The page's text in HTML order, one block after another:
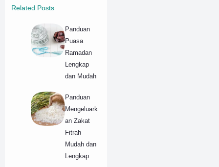
Related Posts
Panduan
Puasa
Ramadan
Lengkap
dan Mudah
Panduan
Mengeluark
an Zakat
Fitrah
Mudah dan
Lengkap